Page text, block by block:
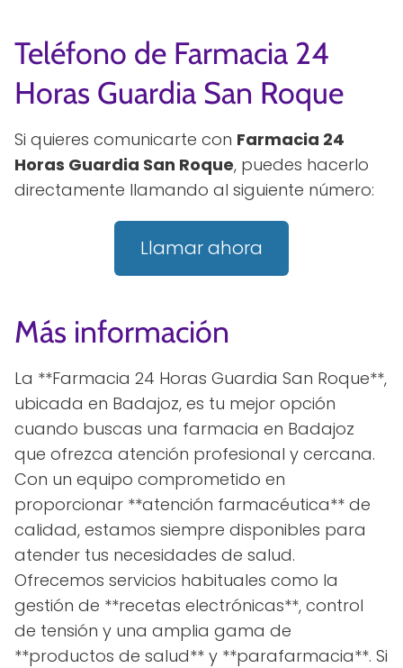
Teléfono de Farmacia 24
Horas Guardia San Roque
Si quieres comunicarte con Farmacia 24
Horas Guardia San Roque, puedes hacerlo
directamente llamando al siguiente número:
Llamar ahora
Más información
La **Farmacia 24 Horas Guardia San Roque**,
ubicada en Badajoz, es tu mejor opción
cuando buscas una farmacia en Badajoz
que ofrezca atención profesional y cercana.
Con un equipo comprometido en
proporcionar **atención farmacéutica** de
calidad, estamos siempre disponibles para
atender tus necesidades de salud.
Ofrecemos servicios habituales como la
gestión de **recetas electrónicas**, control
de tensión y una amplia gama de
**productos de salud** y **parafarmacia**. Si